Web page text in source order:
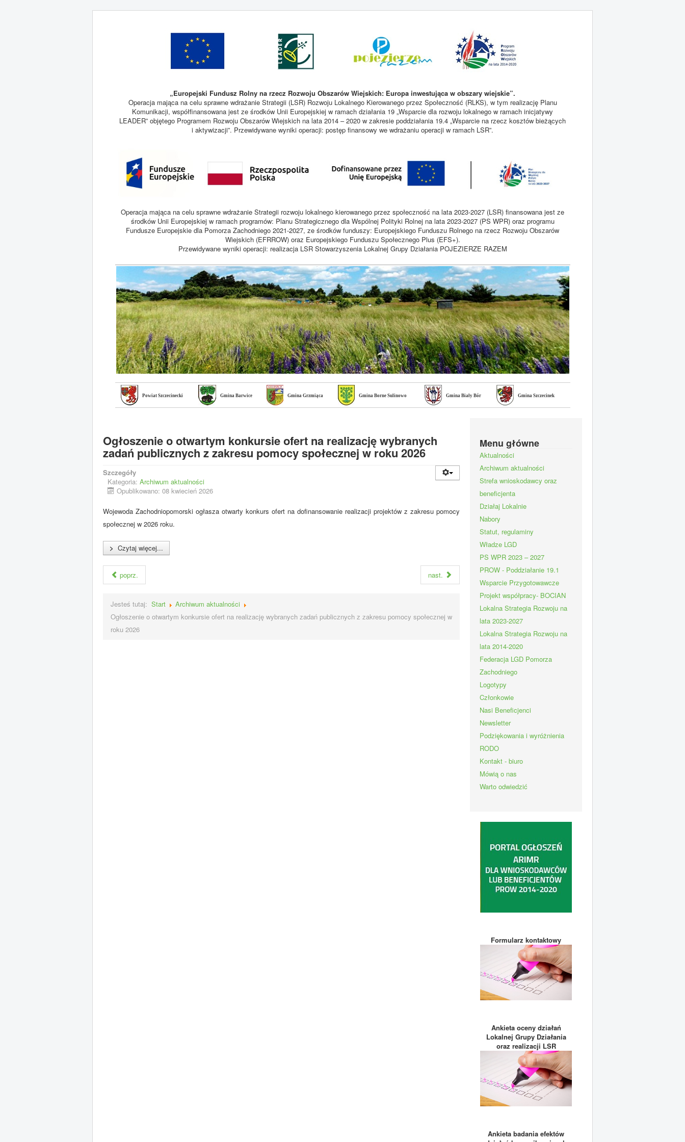
„Europejski Fundusz Rolny na rzecz Rozwoju Obszarów Wiejskich: Europa inwestująca w obszary wiejskie”.
Operacja mająca na celu sprawne wdrażanie Strategii (LSR) Rozwoju Lokalnego Kierowanego przez Społeczność (RLKS), w tym realizację Planu
Komunikacji, współfinansowana jest ze środków Unii Europejskiej w ramach działania 19 „Wsparcie dla rozwoju lokalnego w ramach inicjatywy
LEADER” objętego Programem Rozwoju Obszarów Wiejskich na lata 2014 – 2020 w zakresie poddziałania 19.4 „Wsparcie na rzecz kosztów bieżących
i aktywizacji”. Przewidywane wyniki operacji: postęp finansowy we wdrażaniu operacji w ramach LSR”.
Operacja mająca na celu sprawne wdrażanie Strategii rozwoju lokalnego kierowanego przez społeczność na lata 2023-2027 (LSR) finansowana jest ze
środków Unii Europejskiej w ramach programów: Planu Strategicznego dla Wspólnej Polityki Rolnej na lata 2023-2027 (PS WPR) oraz programu
Fundusze Europejskie dla Pomorza Zachodniego 2021-2027, ze środków funduszy: Europejskiego Funduszu Rolnego na rzecz Rozwoju Obszarów
Wiejskich (EFRROW) oraz Europejskiego Funduszu Społecznego Plus (EFS+).
Przewidywane wyniki operacji: realizacja LSR Stowarzyszenia Lokalnej Grupy Działania POJEZIERZE RAZEM
Powiat Szczecinecki Gmina Barwice Gmina Grzmiąca Gmina Borne Sulinowo Gmina Biały Bór Gmina Szczecinek
Ogłoszenie o otwartym konkursie ofert na realizację wybranych
zadań publicznych z zakresu pomocy społecznej w roku 2026
Szczegóły
Kategoria: Archiwum aktualności
Opublikowano: 08 kwiecień 2026
Wojewoda Zachodniopomorski ogłasza otwarty konkurs ofert na dofinansowanie realizacji projektów z zakresu pomocy
społecznej w 2026 roku.
> Czytaj więcej...
poprz. nast.
Jesteś tutaj: Start
Archiwum aktualności
Ogłoszenie o otwartym konkursie ofert na realizację wybranych zadań publicznych z zakresu pomocy społecznej w
roku 2026
Menu główne
Aktualności
Archiwum aktualności
Strefa wnioskodawcy oraz
beneficjenta
Działaj Lokalnie
Nabory
Statut, regulaminy
Władze LGD
PS WPR 2023 – 2027
PROW - Poddziałanie 19.1
Wsparcie Przygotowawcze
Projekt współpracy- BOCIAN
Lokalna Strategia Rozwoju na
lata 2023-2027
Lokalna Strategia Rozwoju na
lata 2014-2020
Federacja LGD Pomorza
Zachodniego
Logotypy
Członkowie
Nasi Beneficjenci
Newsletter
Podziękowania i wyróżnienia
RODO
Kontakt - biuro
Mówią o nas
Warto odwiedzić
Formularz kontaktowy
Ankieta oceny działań
Lokalnej Grupy Działania
oraz realizacji LSR
Ankieta badania efektów